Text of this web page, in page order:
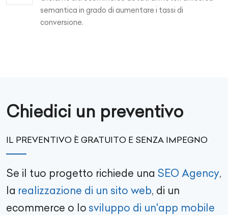
semantica in grado di aumentare i tassi di
conversione.
Chiedici un preventivo
IL PREVENTIVO È GRATUITO E SENZA IMPEGNO
Se il tuo progetto richiede una SEO Agency,
la realizzazione di un sito web, di un
ecommerce o lo sviluppo di un'app mobile